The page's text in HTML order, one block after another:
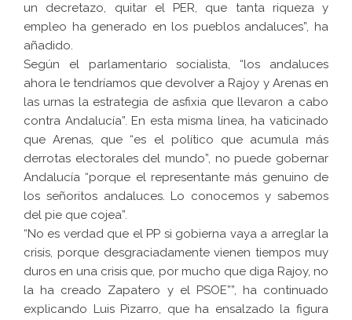
un decretazo, quitar el PER, que tanta riqueza y
empleo ha generado en los pueblos andaluces”, ha
añadido.
Según el parlamentario socialista, “los andaluces
ahora le tendríamos que devolver a Rajoy y Arenas en
las urnas la estrategia de asfixia que llevaron a cabo
contra Andalucía”. En esta misma línea, ha vaticinado
que Arenas, que “es el político que acumula más
derrotas electorales del mundo”, no puede gobernar
Andalucía “porque el representante más genuino de
los señoritos andaluces. Lo conocemos y sabemos
del pie que cojea”.
“No es verdad que el PP si gobierna vaya a arreglar la
crisis, porque desgraciadamente vienen tiempos muy
duros en una crisis que, por mucho que diga Rajoy, no
la ha creado Zapatero y el PSOE””, ha continuado
explicando Luis Pizarro, que ha ensalzado la figura